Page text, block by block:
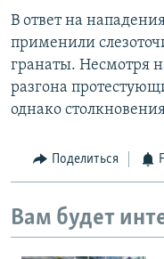
В ответ на
применили
гранаты. Несмотря
разгона
однако
Поделиться
Вам будет